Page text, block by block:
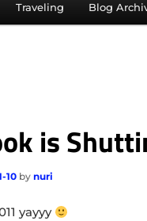
Traveling Blog
is
10 by nuri
yayyy